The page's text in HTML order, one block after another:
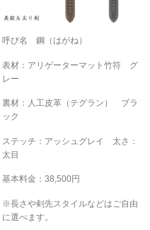
呼び名 鋼（はがね）
表材：アリゲーターマット竹符 グ
レー
裏材：人工皮革（テグラン） ブラ
ック
ステッチ：アッシュグレイ 太さ：
太目
基本料金：38,500円
※長さや剣先スタイルなどはご自由
に選べます。